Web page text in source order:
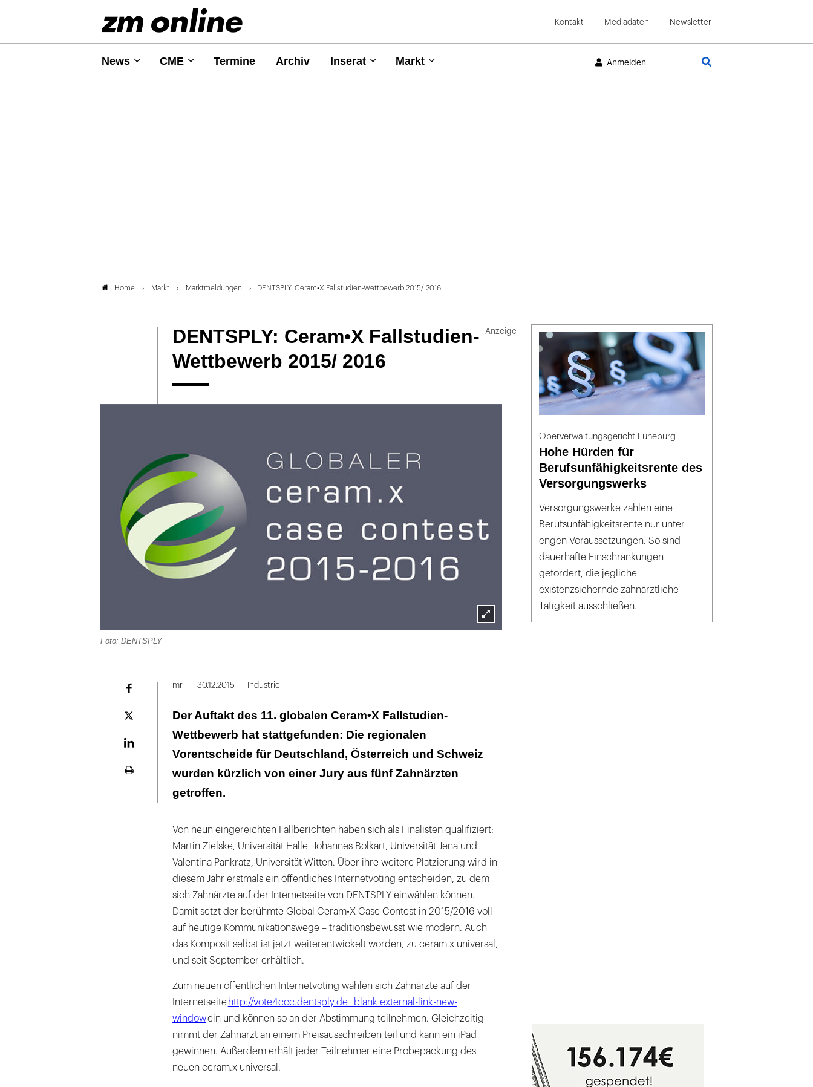
Kontakt Mediadaten Newsletter
News CME Termine Archiv Inserat Markt Anmelden
Home Markt Marktmeldungen DENTSPLY: Ceram•X Fallstudien-Wettbewerb 2015/ 2016
DENTSPLY: Ceram•X Fallstudien-
Wettbewerb 2015/ 2016
Lightbox
Foto: DENTSPLY
Plattform
mr 30.12.2015 Industrie
Der Auftakt des 11. globalen Ceram•X Fallstudien-
Wettbewerb hat stattgefunden: Die regionalen
Vorentscheide für Deutschland, Österreich und Schweiz
wurden kürzlich von einer Jury aus fünf Zahnärzten
getroffen.
Von neun eingereichten Fallberichten haben sich als Finalisten qualifiziert:
Martin Zielske, Universität Halle, Johannes Bolkart, Universität Jena und
Valentina Pankratz, Universität Witten. Über ihre weitere Platzierung wird in
diesem Jahr erstmals ein öffentliches Internetvoting entscheiden, zu dem
sich Zahnärzte auf der Internetseite von DENTSPLY einwählen können.
Damit setzt der berühmte Global Ceram•X Case Contest in 2015/2016 voll
auf heutige Kommunikationswege – traditionsbewusst wie modern. Auch
das Komposit selbst ist jetzt weiterentwickelt worden, zu ceram.x universal,
und seit September erhältlich.
Zum neuen öffentlichen Internetvoting wählen sich Zahnärzte auf der
Internetseite http://vote4ccc.dentsply.de _blank external-link-new-
windowein und können so an der Abstimmung teilnehmen. Gleichzeitig
nimmt der Zahnarzt an einem Preisausschreiben teil und kann ein iPad
gewinnen. Außerdem erhält jeder Teilnehmer eine Probepackung des
neuen ceram.x universal.
Oberverwaltungsgericht Lüneburg
Hohe Hürden für
Berufsunfähigkeitsrente des
Versorgungswerks
Versorgungswerke zahlen eine
Berufsunfähigkeitsrente nur unter
engen Voraussetzungen. So sind
dauerhafte Einschränkungen
gefordert, die jegliche
existenzsichernde zahnärztliche
Tätigkeit ausschließen.